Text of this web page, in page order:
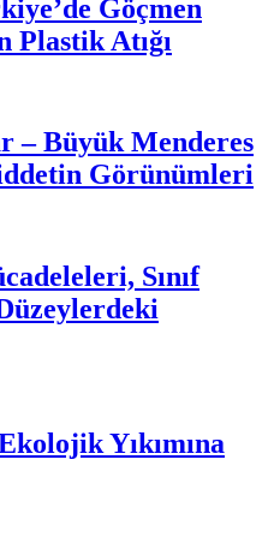
Göçmen
Plastik Atığı
– Büyük Menderes
Görünümleri
Sınıf
Yıkımına